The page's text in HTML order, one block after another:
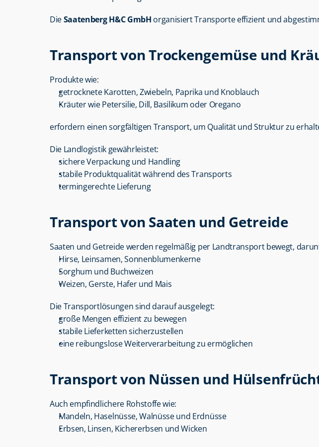
Die Saatenberg H&C GmbH organisiert Transporte effizient und
Transport von Trockengemüse und
Produkte wie:
getrocknete Karotten, Zwiebeln, Paprika und Knoblauch
Kräuter wie Petersilie, Dill, Basilikum oder Oregano
erfordern einen sorgfältigen Transport, um Qualität und Struktur zu
Die Landlogistik gewährleistet:
sichere Verpackung und Handling
stabile Produktqualität während des Transports
termingerechte Lieferung
Transport von Saaten und Getreide
Saaten und Getreide werden regelmäßig per Landtransport bewegt,
Hirse, Leinsamen, Sonnenblumenkerne
Sorghum und Buchweizen
Weizen, Gerste, Hafer und Mais
Die Transportlösungen sind darauf ausgelegt:
große Mengen effizient zu bewegen
stabile Lieferketten sicherzustellen
eine reibungslose Weiterverarbeitung zu ermöglichen
Transport von Nüssen und
Auch empfindlichere Rohstoffe wie:
Mandeln, Haselnüsse, Walnüsse und Erdnüsse
Erbsen, Linsen, Kichererbsen und Wicken